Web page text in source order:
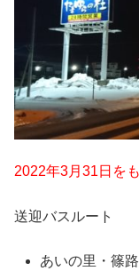
2022年3月31日を
送迎バスルート
あいの里・篠